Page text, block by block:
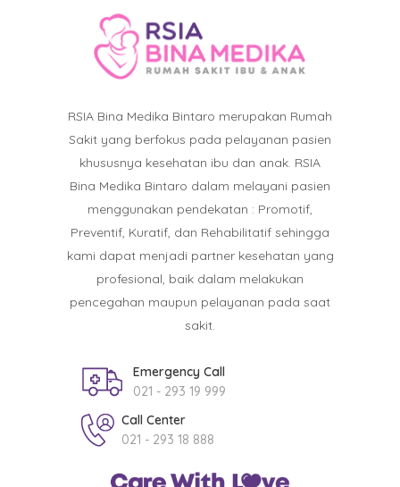
RSIA Bina Medika Bintaro merupakan Rumah
Sakit yang berfokus pada pelayanan pasien
khususnya kesehatan ibu dan anak. RSIA
Bina Medika Bintaro dalam melayani pasien
menggunakan pendekatan : Promotif,
Preventif, Kuratif, dan Rehabilitatif sehingga
kami dapat menjadi partner kesehatan yang
profesional, baik dalam melakukan
pencegahan maupun pelayanan pada saat
sakit.
Emergency Call
021 - 293 19 999
Call Center
021 - 293 18 888